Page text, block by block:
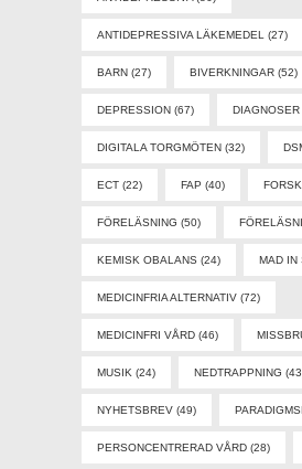
ANTIDEPRESSIVA LÄKEMEDEL (27)
BARN (27) BIVERKNINGAR (52)
DEPRESSION (67) DIAGNOSER
DIGITALA TORGMÖTEN (32)
ECT (22) FAP (40)
FÖRELÄSNING (50)
KEMISK OBALANS (24) MAD IN
MEDICINFRIA ALTERNATIV (72)
MEDICINFRI VÅRD (46)
MUSIK (24) NEDTRAPPNING
NYHETSBREV (49)
PERSONCENTRERAD VÅRD (28)